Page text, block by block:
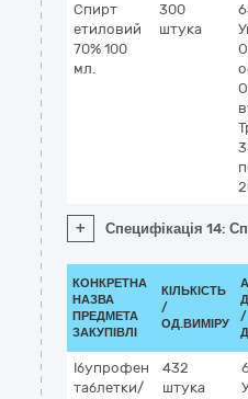
Спирт
етиловий
70% 100
мл.
300
штука
+ Специфікація 14:
КОНКРЕТНА
НАЗВА
ПРЕДМЕТА
ЗАКУПІВЛІ
КІЛЬКІСТЬ
/
ОД.ВИМІРУ
/
Ібупрофен
таблетки/
432
штука